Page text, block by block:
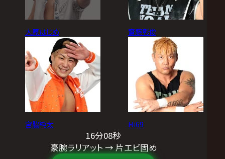
大原はじめ
宮脇純太
齋藤彰俊
Hi69
16分08秒
豪腕ラリアット → 片エビ固め